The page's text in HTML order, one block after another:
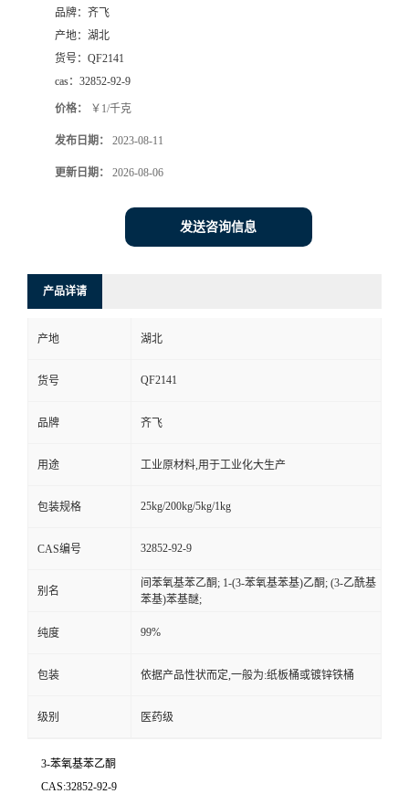
品牌： 齐飞
产地： 湖北
货号： QF2141
cas： 32852-92-9
价格： ￥1/千克
发布日期： 2023-08-11
更新日期： 2026-08-06
发送咨询信息
产品详请
产地 湖北
货号 QF2141
品牌 齐飞
用途 工业原材料,用于工业化大生产
包装规格 25kg/200kg/5kg/1kg
CAS编号 32852-92-9
别名
间苯氧基苯乙酮; 1-(3-苯氧基苯基)乙酮; (3-乙酰基
苯基)苯基醚;
纯度 99%
包装 依据产品性状而定,一般为:纸板桶或镀锌铁桶
级别 医药级
3-苯氧基苯乙酮
CAS:32852-92-9